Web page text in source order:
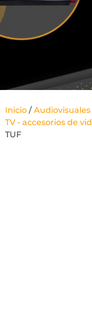
Inicio / Audiovisuales
TV - accesorios de
TUF